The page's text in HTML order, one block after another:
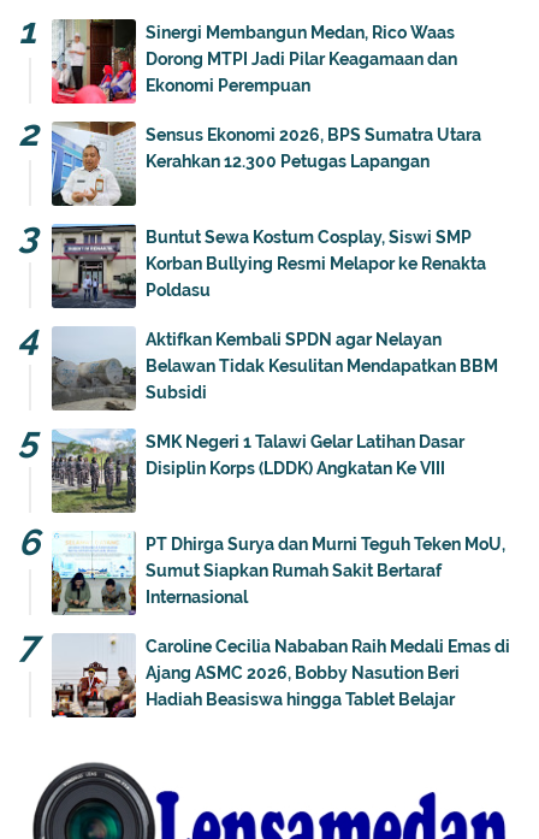
Sinergi Membangun Medan, Rico Waas
Dorong MTPI Jadi Pilar Keagamaan dan
Ekonomi Perempuan
Sensus Ekonomi 2026, BPS Sumatra Utara
Kerahkan 12.300 Petugas Lapangan
Buntut Sewa Kostum Cosplay, Siswi SMP
Korban Bullying Resmi Melapor ke Renakta
Poldasu
Aktifkan Kembali SPDN agar Nelayan
Belawan Tidak Kesulitan Mendapatkan BBM
Subsidi
SMK Negeri 1 Talawi Gelar Latihan Dasar
Disiplin Korps (LDDK) Angkatan Ke VIII
PT Dhirga Surya dan Murni Teguh Teken MoU,
Sumut Siapkan Rumah Sakit Bertaraf
Internasional
Caroline Cecilia Nababan Raih Medali Emas di
Ajang ASMC 2026, Bobby Nasution Beri
Hadiah Beasiswa hingga Tablet Belajar